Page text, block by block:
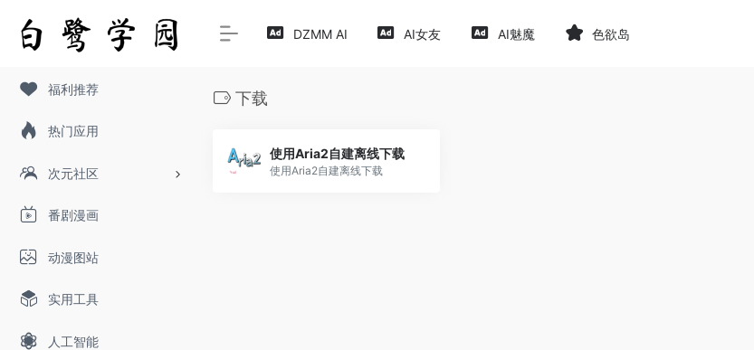
福利推荐
热门应用
次元社区
番剧漫画
动漫图站
实用工具
人工智能
DZMM AI AI女友 AI魅魔 色欲岛
下载
使用Aria2自建离线下载
使用Aria2自建离线下载